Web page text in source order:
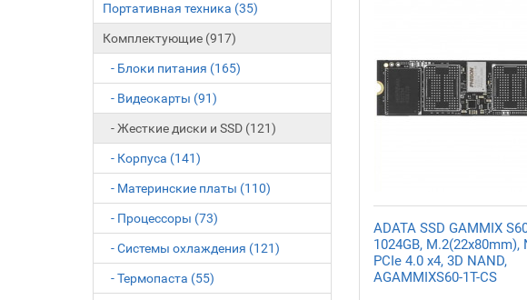
Портативная техника (35)
Комплектующие (917)
- Блоки питания (165)
- Видеокарты (91)
- Жесткие диски и SSD (121)
- Корпуса (141)
- Материнские платы (110)
- Процессоры (73)
- Системы охлаждения (121)
- Термопаста (55)
ADATA SSD GAMMIX
1024GB, M.2(22x80mm),
PCIe 4.0 x4, 3D NAND,
AGAMMIXS60-1T-CS